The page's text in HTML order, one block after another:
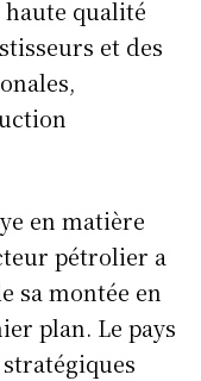
qualité
et des
en matière
pétrolier a
sa montée en
plan. Le pays